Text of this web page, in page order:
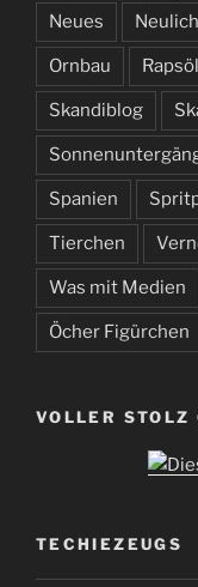
Neues
Ornbau Rapsöl
Skandiblog
Spanien
Tierchen
Was mit Medien
Öcher Figürchen
VOLLER STOLZ
TECHIEZEUGS